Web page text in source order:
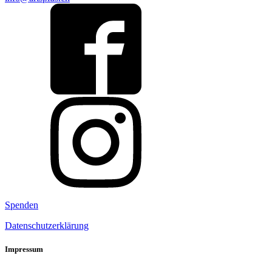
Spenden
Datenschutzerklärung
Impressum